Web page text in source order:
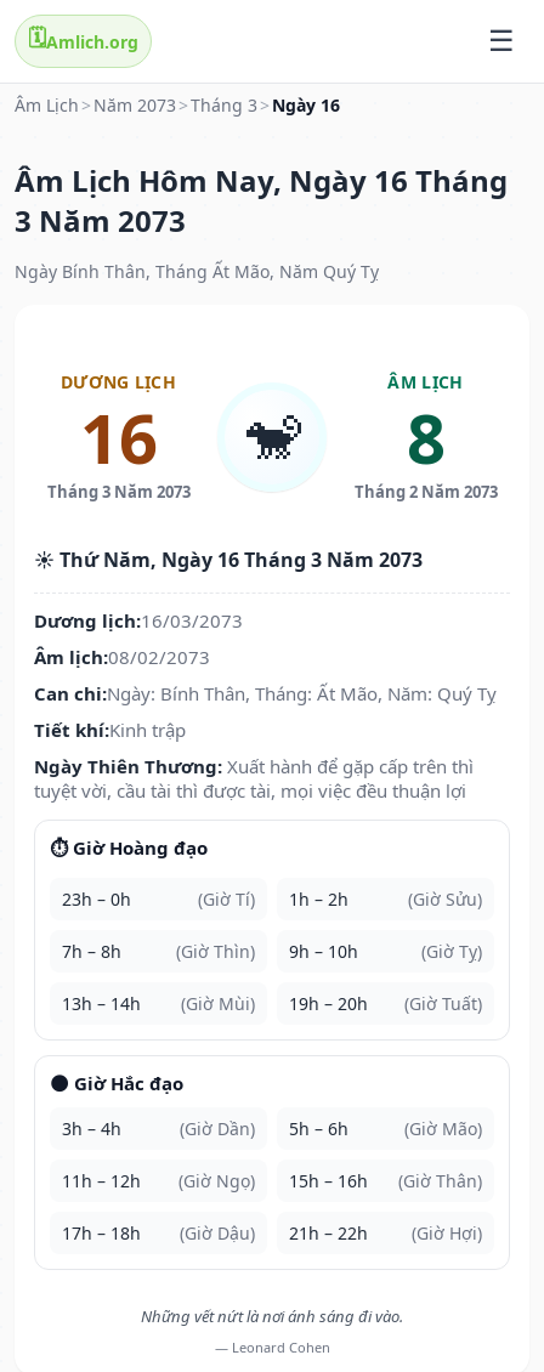
🗓️Amlich.org
Âm Lịch > Năm 2073 >Tháng 3 > Ngày 16
Âm Lịch Hôm Nay, Ngày 16 Tháng
3 Năm 2073
Ngày Bính Thân, Tháng Ất Mão, Năm Quý Tỵ
DƯƠNG LỊCH
16
Tháng 3 Năm 2073
🐒
ÂM LỊCH
8
Tháng 2 Năm 2073
☀️ Thứ Năm, Ngày 16 Tháng 3 Năm 2073
Dương lịch:16/03/2073
Âm lịch:08/02/2073
Can chi:Ngày: Bính Thân, Tháng: Ất Mão, Năm: Quý Tỵ
Tiết khí:Kinh trập
Ngày Thiên Thương: Xuất hành để gặp cấp trên thì
tuyệt vời, cầu tài thì được tài, mọi việc đều thuận lợi
⏱️ Giờ Hoàng đạo
23h – 0h (Giờ Tí) 1h – 2h (Giờ Sửu)
7h – 8h (Giờ Thìn) 9h – 10h (Giờ Tỵ)
13h – 14h (Giờ Mùi) 19h – 20h (Giờ Tuất)
🌑 Giờ Hắc đạo
3h – 4h (Giờ Dần) 5h – 6h (Giờ Mão)
11h – 12h (Giờ Ngọ) 15h – 16h (Giờ Thân)
17h – 18h (Giờ Dậu) 21h – 22h (Giờ Hợi)
Những vết nứt là nơi ánh sáng đi vào.
— Leonard Cohen